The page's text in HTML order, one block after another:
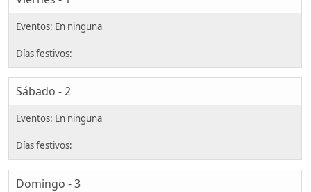
Sábado - 2
Domingo - 3